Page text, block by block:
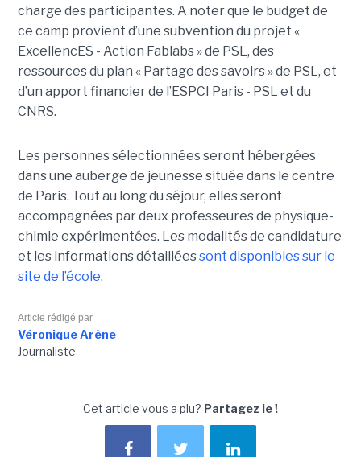
charge des participantes. A noter que le budget de
ce camp provient d’une subvention du projet «
ExcellencES - Action Fablabs » de PSL, des
ressources du plan « Partage des savoirs » de PSL, et
d’un apport financier de l’ESPCI Paris - PSL et du
CNRS.
Les personnes sélectionnées seront hébergées
dans une auberge de jeunesse située dans le centre
de Paris. Tout au long du séjour, elles seront
accompagnées par deux professeures de physique-
chimie expérimentées. Les modalités de candidature
et les informations détailléessont disponibles sur le
site de l’école.
Article rédigé par
Véronique Arène
Journaliste
Cet article vous a plu? Partagez le !